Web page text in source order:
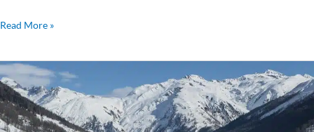
Read More »
Optimalisering
av
tiltak
gjennom